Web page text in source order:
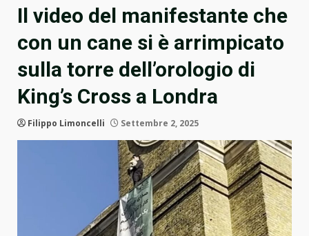
Il video del manifestante che
con un cane si è arrimpicato
sulla torre dell’orologio di
King’s Cross a Londra
Filippo Limoncelli Settembre 2, 2025